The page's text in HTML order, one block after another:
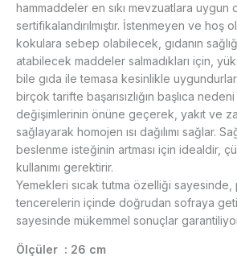
hammaddeler en sıkı mevzuatlara uygun
sertifikalandırılmıştır. İstenmeyen ve hoş
kokulara sebep olabilecek, gıdanın
atabilecek maddeler salmadıkları için,
bile gıda ile temasa kesinlikle
birçok tarifte başarısızlığın başlıca nedeni
değişimlerinin önüne geçerek, yakıt ve
sağlayarak homojen ısı dağılımı sağlar.
beslenme isteğinin artması için idealdir,
kullanımı gerektirir.
Yemekleri sıcak tutma özelliği sayesinde,
tencerelerin içinde doğrudan sofraya
sayesinde mükemmel sonuçlar
Ölçüler : 26 cm